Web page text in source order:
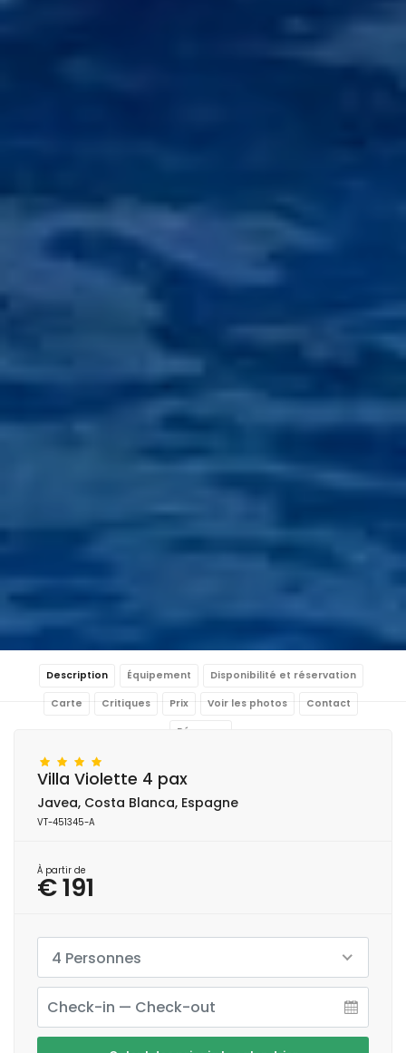
Description Équipement Disponibilité et réservation
Carte Critiques Prix Voir les photos Contact
Réserver
Villa Violette 4 pax
Javea, Costa Blanca, Espagne
VT-451345-A
À partir de
€ 191
4 Personnes